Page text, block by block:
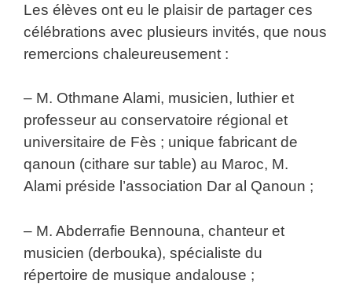
Les élèves ont eu le plaisir de partager ces
célébrations avec plusieurs invités, que nous
remercions chaleureusement :
– M. Othmane Alami, musicien, luthier et
professeur au conservatoire régional et
universitaire de Fès ; unique fabricant de
qanoun (cithare sur table) au Maroc, M.
Alami préside l’association Dar al Qanoun ;
– M. Abderrafie Bennouna, chanteur et
musicien (derbouka), spécialiste du
répertoire de musique andalouse ;